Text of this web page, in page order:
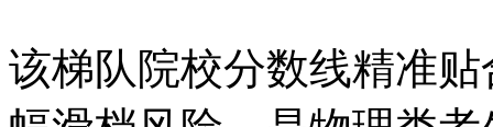
该梯队院校分数线精准